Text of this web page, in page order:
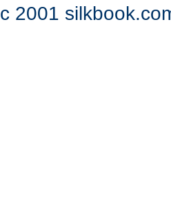
c 2001